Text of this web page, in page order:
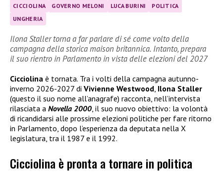
CICCIOLINA GOVERNO MELONI LUCA BURINI
POLITICA
UNGHERIA
Ilona Staller torna a far parlare di sé come volto della
campagna della storica maison britannica. Intanto, prepara
il suo rientro in Parlamento in vista delle elezioni del 2027
Cicciolina è tornata. Tra i volti della campagna autunno-
inverno 2026-2027 di Vivienne Westwood Ilona Staller
(questo il suo nome all’anagrafe) racconta, nell’intervista
rilasciata a Novella 2000 , il suo nuovo obiettivo: la volontà
di ricandidarsi alle prossime elezioni politiche per fare ritorno
in Parlamento, dopo l’esperienza da deputata nella X
legislatura, tra il 1987 e il 1992.
Cicciolina è pronta a tornare in politica